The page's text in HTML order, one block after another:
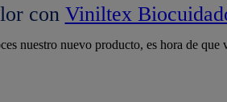
con Viniltex
nuestro nuevo producto, es hora de